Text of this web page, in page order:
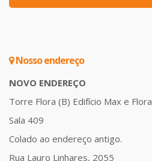
Nosso endereço
NOVO ENDEREÇO
Torre Flora (B) Edifício Max e Flora
Sala 409
Colado ao endereço antigo.
Rua Lauro Linhares, 2055